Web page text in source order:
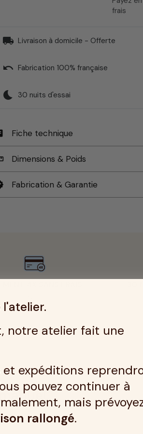
frais
local_shipping Livraison à domicile - Offerte
undo Fabrication 100% française
bedtime 30 nuits d'essai
Fiche technique
Dimensions & Poids
Fabrication & Garantie
30
notre atelier fait une
expéditions
pouvez continuer à
mais
rallongé.